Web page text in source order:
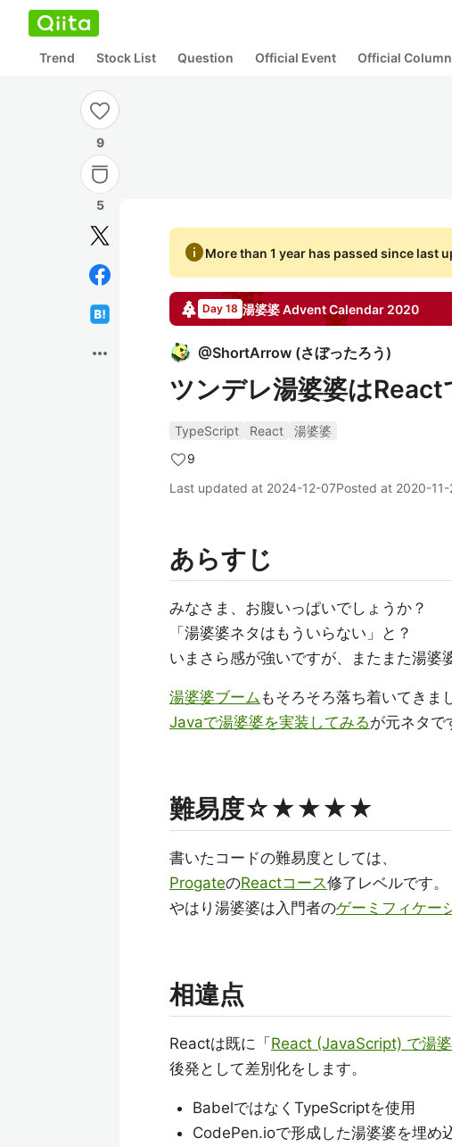
Trend Stock List Question Official Event Official Column
9
5
more_horiz
infoMore than 1 year has passed since last
Day 18 湯婆婆Advent Calendar 2020
@ShortArrow (さぼったろう)
ツンデレ湯婆婆はReact
TypeScript React
湯婆婆
9
Last updated at 2024-12-07Posted at 2020-11-
あらすじ
みなさま、お腹いっぱいでしょうか？
「湯婆婆ネタはもういらない」と？
いまさら感が強いですが、またまた湯婆
湯婆婆ブーム もそろそろ落ち着いてきま
Javaで湯婆婆を実装してみるが元ネタで
難易度☆★★★★
書いたコードの難易度としては、
ProgateのReactコース修了レベルです。
やはり湯婆婆は入門者のゲーミフィケー
相違点
Reactは既に「 React (JavaScript) で湯
後発として差別化をします。
BabelではなくTypeScriptを使用
CodePen.ioで形成した湯婆婆を埋め